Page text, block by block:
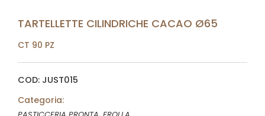
TARTELLETTE CILINDRICHE CACAO Ø65
CT 90 PZ
COD: JUST015
Categoria: